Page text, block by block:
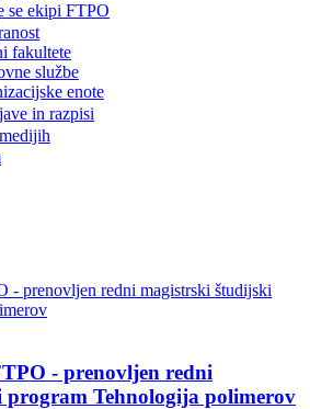
se ekipi FTPO
fakultete
službe
enote
in razpisi
- prenovljen redni
Tehnologija polimerov